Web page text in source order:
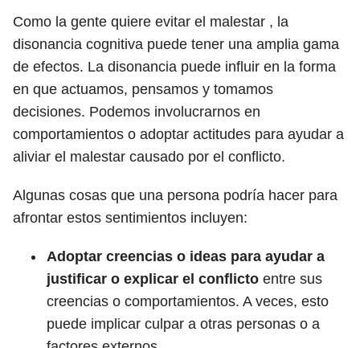
Como la gente quiere evitar el malestar , la
disonancia cognitiva puede tener una amplia gama
de efectos. La disonancia puede influir en la forma
en que actuamos, pensamos y tomamos
decisiones. Podemos involucrarnos en
comportamientos o adoptar actitudes para ayudar a
aliviar el malestar causado por el conflicto.
Algunas cosas que una persona podría hacer para
afrontar estos sentimientos incluyen:
Adoptar creencias o ideas para ayudar a
justificar o explicar el conflicto entre sus
creencias o comportamientos. A veces, esto
puede implicar culpar a otras personas o a